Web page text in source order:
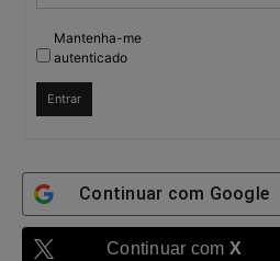
Mantenha-me
autenticado
Entrar
Continuar com Google
Continuar com X